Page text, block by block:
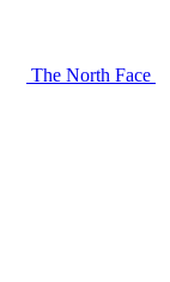
The North Face